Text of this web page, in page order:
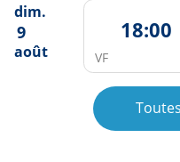
dim.
9
août
18:00
VF